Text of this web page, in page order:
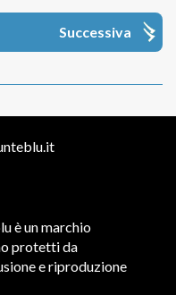
Successiva
è un marchio
protetti da
e riproduzione